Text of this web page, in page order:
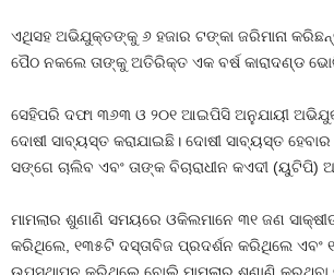
ଏଥିସହ ଅଭିଯୁକ୍ତଙ୍କୁ ୬ ହଜାର ଟଙ୍କା ଜରିମାନା କରିଛନ୍ତି
ପୈଠ ନକଲେ ତାଙ୍କୁ ଅତିରିକ୍ତ ଏକ ବର୍ଷ କାରାଦଣ୍ଡ
ସେହିପରି ଦଫା ୩୬୩ ଓ ୨୦୧ ଆଇପିସି ଅନୁଯାୟୀ
ଦୋଷୀ ସାବ୍ୟସ୍ତ କରାଯାଇଛି। ଦୋଷୀ ସାବ୍ୟସ୍ତ ହେବାର
ସଙ୍ଗେ ଚାଲିବ ଏବଂ ତାଙ୍କ ବିଚାରାଧୀନ କଏଦୀ (ୟୁଟିପି)
ମାମଲାର ଶୁଣାଣି ସମୟରେ ଓକିଲମାନେ ୩୧ ଜଣ
କରିଥିଲେ, ୧୩୫ଟି ଦସ୍ତାବିଜ ପ୍ରଦର୍ଶନ କରିଥିଲେ ଏବଂ